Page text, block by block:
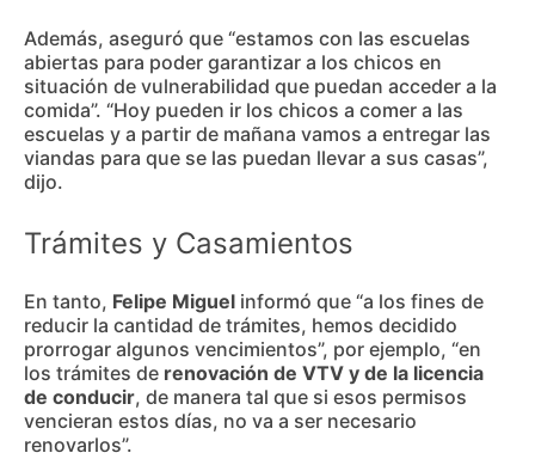
Además, aseguró que “estamos con las escuelas
abiertas para poder garantizar a los chicos en
situación de vulnerabilidad que puedan acceder a la
comida”. “Hoy pueden ir los chicos a comer a las
escuelas y a partir de mañana vamos a entregar las
viandas para que se las puedan llevar a sus casas”,
dijo.
Trámites y Casamientos
En tanto, Felipe Miguel informó que “a los fines de
reducir la cantidad de trámites, hemos decidido
prorrogar algunos vencimientos”, por ejemplo, “en
los trámites de renovación de VTV y de la licencia
de conducir, de manera tal que si esos permisos
vencieran estos días, no va a ser necesario
renovarlos”.